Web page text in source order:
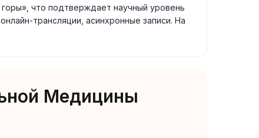
что подтверждает научный уровень
трансляции, асинхронные записи. На
Медицины